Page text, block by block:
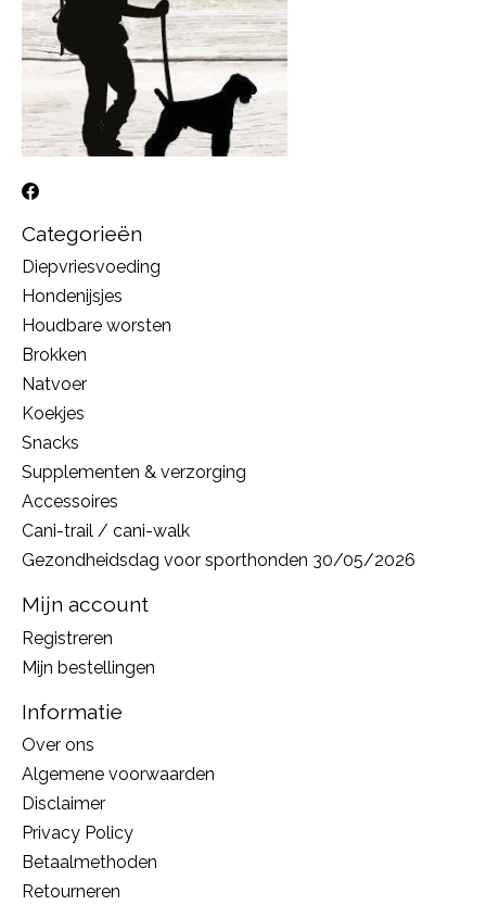
Categorieën
Diepvriesvoeding
Hondenijsjes
Houdbare worsten
Brokken
Natvoer
Koekjes
Snacks
Supplementen & verzorging
Accessoires
Cani-trail / cani-walk
Gezondheidsdag voor sporthonden 30/05/2026
Mijn account
Registreren
Mijn bestellingen
Informatie
Over ons
Algemene voorwaarden
Disclaimer
Privacy Policy
Betaalmethoden
Retourneren